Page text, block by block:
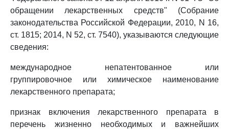
обращении лекарственных средств" (Собрание
законодательства Российской Федерации, 2010, N 16,
ст. 1815; 2014, N 52, ст. 7540), указываются следующие
сведения:
международное непатентованное или
группировочное или химическое наименование
лекарственного препарата;
признак включения лекарственного препарата в
перечень жизненно необходимых и важнейших